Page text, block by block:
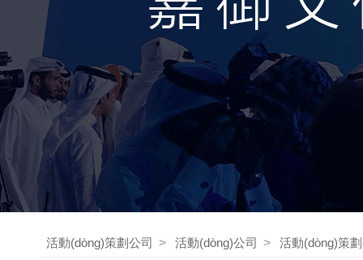
活動(dòng)策劃公司 > 活動(dòng)公司 > 活動(dòng)策